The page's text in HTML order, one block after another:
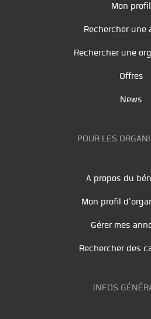
Mon profil
Rechercher une
Rechercher une
Offres
News
POUR LES
A propos du
Mon profil
Gérer mes
Rechercher des
INFOS